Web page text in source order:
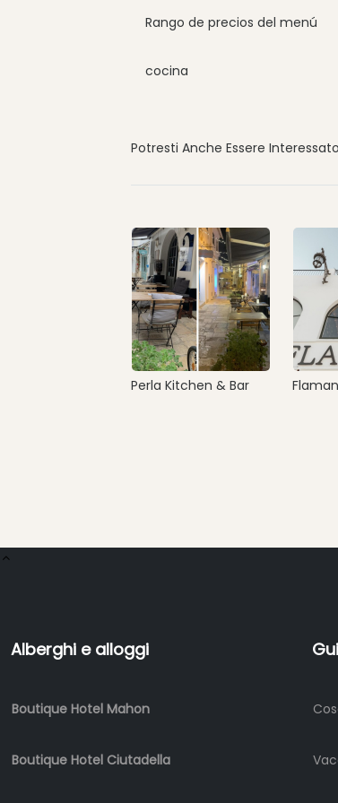
Rango de precios del menú
cocina
Potresti Anche Essere
Perla Kitchen & Bar
Alberghi e alloggi
Boutique Hotel Mahon
Boutique Hotel Ciutadella